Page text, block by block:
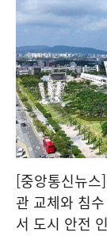
[중앙통신뉴
관 교체와 침
서 도시 안전